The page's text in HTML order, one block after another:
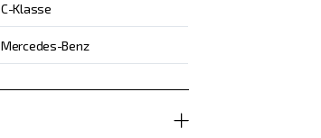
C-Klasse
Mercedes-Benz